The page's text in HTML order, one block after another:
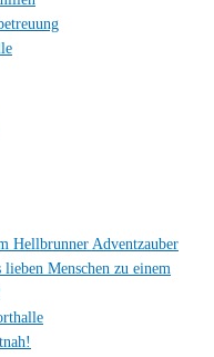
Hellbrunner Adventzauber
Menschen zu einem